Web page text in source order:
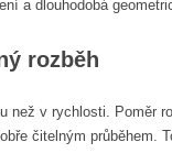
a dlouhodobá
rozběh
v rychlosti. Poměr
čitelným průběhem.